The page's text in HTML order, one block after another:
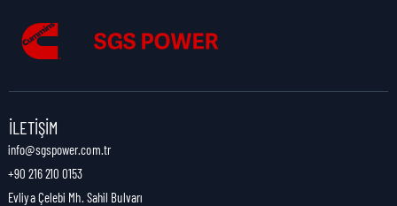
Nakliye Uzunluğu:
Nakliye Ağırlığı:
İLETIŞIM
info@sgspower.com.tr
+90 216 210 0153
Evliya Çelebi Mh. Sahil Bulvarı